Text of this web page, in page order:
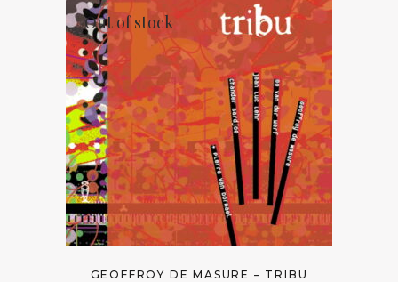
Out of stock
GEOFFROY DE MASURE – TRIBU